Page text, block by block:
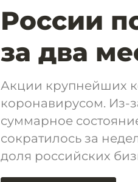
России
за два
Акции крупнейших
коронавирусом. Из-
суммарное
сократилось за
доля российских